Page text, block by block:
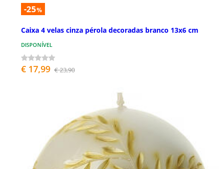
-25%
Caixa 4 velas cinza pérola decoradas branco 13x6 cm
DISPONÍVEL
€ 17,99 € 23,90